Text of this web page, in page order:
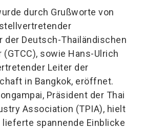
durch Grußworte von
der Deutsch-Thailändischen
sowie Hans-Ulrich
Leiter der
in Bangkok, eröffnet.
Präsident der Thai
Association (TPIA), hielt
lieferte spannende Einblicke